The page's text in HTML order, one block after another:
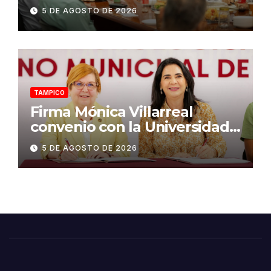
proyecto “Carne Tam”
5 DE AGOSTO DE 2026
TAMPICO
Firma Mónica Villarreal
convenio con la Universidad
Tecnológica de Altamira para
impulsar la innovación
turística mediante TampIA
5 DE AGOSTO DE 2026